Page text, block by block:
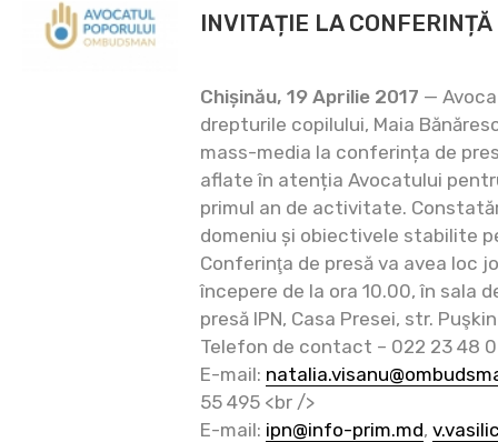
INVITAȚIE LA
Chișinău, 19 Aprilie 2017 —
drepturile copilului, Maia
mass-media la conferința de
aflate în atenția Avocatului
primul an de activitate.
domeniu și obiectivele stabilite
Conferinţa de presă va avea loc
începere de la ora 10.00, în sala
presă IPN, Casa Presei, str.
Telefon de contact – 022 23 48
E-mail:
55 495 <br />
E-mail: ipn@info-prim.md,